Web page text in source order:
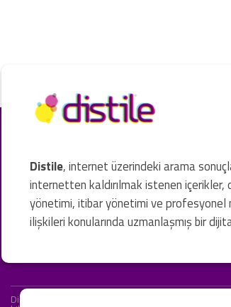
Distile, internet üzerindeki arama
internetten kaldırılmak istenen içerikler,
yönetimi, itibar yönetimi ve profesyonel
ilişkileri konularında uzmanlaşmış bir
Distile bir hukuk firması değildir ve hizmetlerimizin